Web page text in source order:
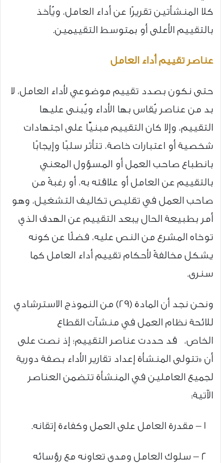
كلا المنشأتين تقريرًا عن أداء العامل، ويُأخذ
بالتقييم الأعلى أو بمتوسط التقييمين.
عناصر تقييم أداء العامل
حتى نكون بصدد تقييم موضوعي لأداء العامل، لا
بد من عناصر يُقاس بها الأداء ويُبنى عليها
التقييم، وإلا كان التقييم مبنيًّا على اجتهادات
شخصية أو اعتبارات خاصة، تتأثر سلبًا وإيجابًا
بانطباع صاحب العمل أو المسؤول المعني
بالتقييم عن العامل أو علاقته به، أو رغبةً من
صاحب العمل في تقليص تكاليف التشغيل، وهو
أمر بطبيعة الحال يبعد التقييم عن الهدف الذي
توخاه المشرع من النص عليه، فضلًا عن كونه
يشكل مخالفةً لأحكام تقييم أداء العامل كما
سنرى.
ونحن نجد أن المادة (29) من النموذج الاسترشادي
للائحة نظام العمل في منشآت القطاع
الخاص، قد حددت عناصر التقييم؛ إذ نصت على
أن «تتولى المنشأة إعداد تقارير الأداء بصفة دورية
لجميع العاملين في المنشأة تتضمن العناصر
الآتية:
٢ – سلوك العامل ومدى تعاونه مع رؤسائه